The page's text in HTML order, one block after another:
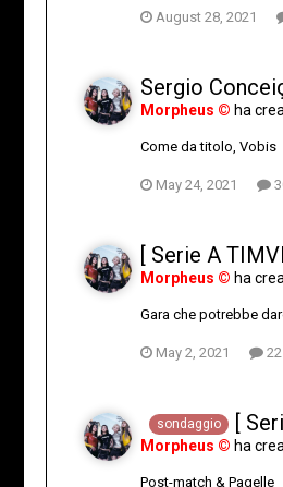
August 28, 2021
Sergio
Morpheus © ha
Come da titolo, Vobis
May 24, 2021
[ Serie A
Morpheus © ha
Gara che potrebbe
May 2, 2021
sondaggio [
Morpheus © ha
Post-match & Pagelle